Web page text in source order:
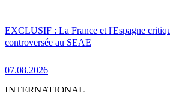
EXCLUSIF : La France et l'Espagne
controversée au SEAE
07.08.2026